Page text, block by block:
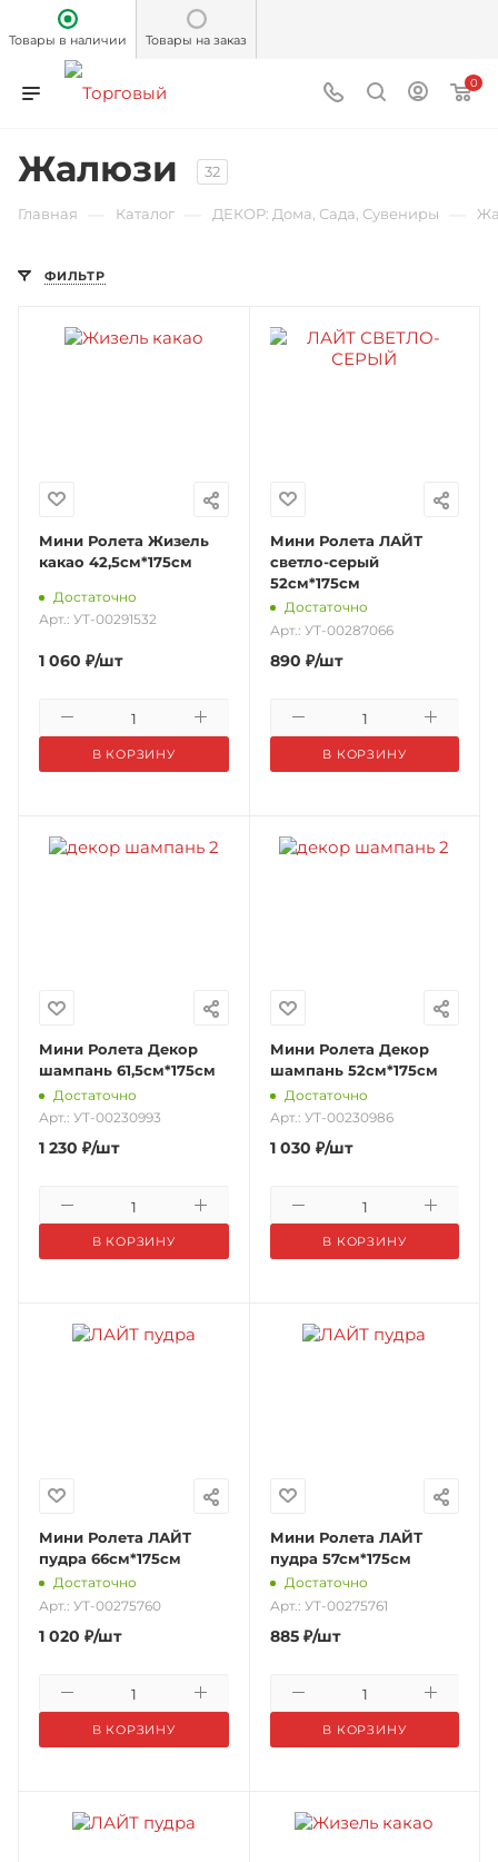
Товары в наличии Товары на заказ
0
Жалюзи 32
Главная Каталог ДЕКОР: Дома, Сада, Сувениры
ФИЛЬТР
Мини Ролета Жизель
какао 42,5см*175см
Достаточно
Арт.: УТ-00291532
1 060 ₽/шт
В КОРЗИНУ
Мини Ролета ЛАЙТ
светло-серый
52см*175см
Достаточно
Арт.: УТ-00287066
890 ₽/шт
В КОРЗИНУ
Мини Ролета Декор
шампань 61,5см*175см
Достаточно
Арт.: УТ-00230993
1 230 ₽/шт
В КОРЗИНУ
Мини Ролета Декор
шампань 52см*175см
Достаточно
Арт.: УТ-00230986
1 030 ₽/шт
В КОРЗИНУ
Мини Ролета ЛАЙТ
пудра 66см*175см
Достаточно
Арт.: УТ-00275760
1 020 ₽/шт
В КОРЗИНУ
Мини Ролета ЛАЙТ
пудра 57см*175см
Достаточно
Арт.: УТ-00275761
885₽/шт
В КОРЗИНУ